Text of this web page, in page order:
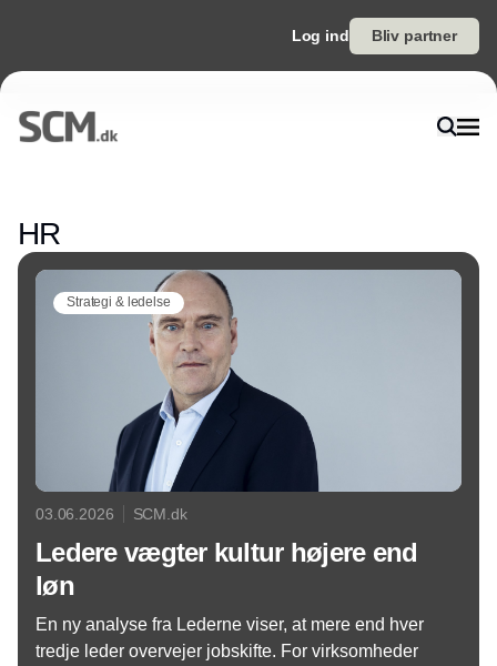
Log ind Bliv partner
HR
Strategi & ledelse
03.06.2026 SCM.dk
Ledere vægter kultur højere end
løn
En ny analyse fra Lederne viser, at mere end hver
tredje leder overvejer jobskifte. For virksomheder